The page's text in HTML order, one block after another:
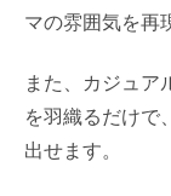
マの雰囲気を再
また、カジュア
を羽織るだけで
出せます。